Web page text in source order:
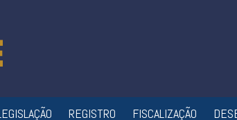
REGISTRO FISCALIZAÇÃO